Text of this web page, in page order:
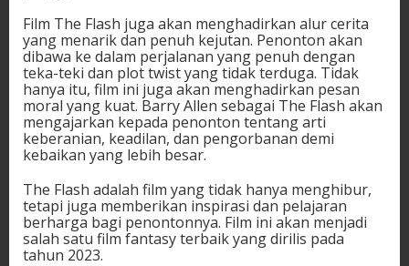
Film The Flash juga akan menghadirkan alur cerita
yang menarik dan penuh kejutan. Penonton akan
dibawa ke dalam perjalanan yang penuh dengan
teka-teki dan plot twist yang tidak terduga. Tidak
hanya itu, film ini juga akan menghadirkan pesan
moral yang kuat. Barry Allen sebagai The Flash akan
mengajarkan kepada penonton tentang arti
keberanian, keadilan, dan pengorbanan demi
kebaikan yang lebih besar.
The Flash adalah film yang tidak hanya menghibur,
tetapi juga memberikan inspirasi dan pelajaran
berharga bagi penontonnya. Film ini akan menjadi
salah satu film fantasy terbaik yang dirilis pada
tahun 2023.